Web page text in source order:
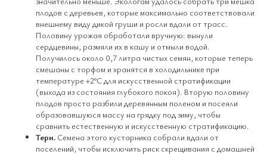
плодов с деревьев, которые максимально соответствовали
внешнему виду дикой груши и росли вдали от трасс.
Половину урожая обработали вручную: вынули
сердцевины, размяли их в кашу и отмыли водой.
Получилось около 0,7 литра чистых семян, которые теперь
смешаны с торфом и хранятся в холодильнике при
температуре +2°C для искусственной стратификации
(выхода из состояния глубокого покоя). Вторую половину
плодов просто разбили деревянным поленом и посеяли
образовавшуюся массу на грядку под зиму, чтобы
сравнить естественную и искусственную стратификацию.
Терн. Семена этого кустарника собрали вдали от
поселений, чтобы исключить риск скрещивания с домашней